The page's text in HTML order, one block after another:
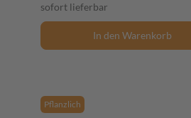
sofort lieferbar
In den Warenkorb
Pflanzlich